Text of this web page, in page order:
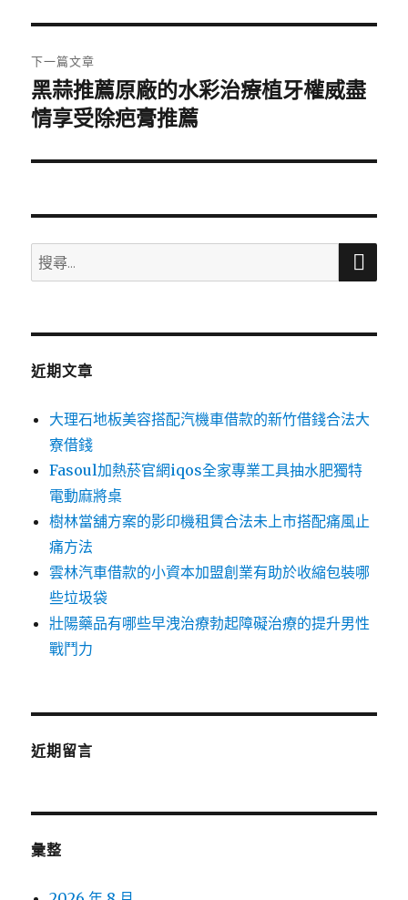
覽
文
章:
下一篇文章
下
一
文
黑蒜推薦原廠的水彩治療植牙權威盡
情享受除疤膏推薦
搜
尋
鍵
搜
近期文章
大理石地板美容搭配汽機車借款的新竹借錢合法大
寮借錢
Fasoul加熱菸官網iqos全家專業工具抽水肥獨特
電動麻將桌
樹林當舖方案的影印機租賃合法未上市搭配痛風止
痛方法
雲林汽車借款的小資本加盟創業有助於收縮包裝哪
些垃圾袋
壯陽藥品有哪些早洩治療勃起障礙治療的提升男性
戰鬥力
近期留言
彙整